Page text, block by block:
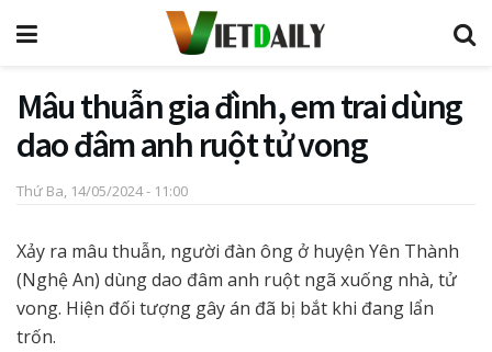
Mâu thuẫn gia đình, em trai dùng
dao đâm anh ruột tử vong
Thứ Ba, 14/05/2024 - 11:00
Xảy ra mâu thuẫn, người đàn ông ở huyện Yên Thành
(Nghệ An) dùng dao đâm anh ruột ngã xuống nhà, tử
vong. Hiện đối tượng gây án đã bị bắt khi đang lẩn
trốn.